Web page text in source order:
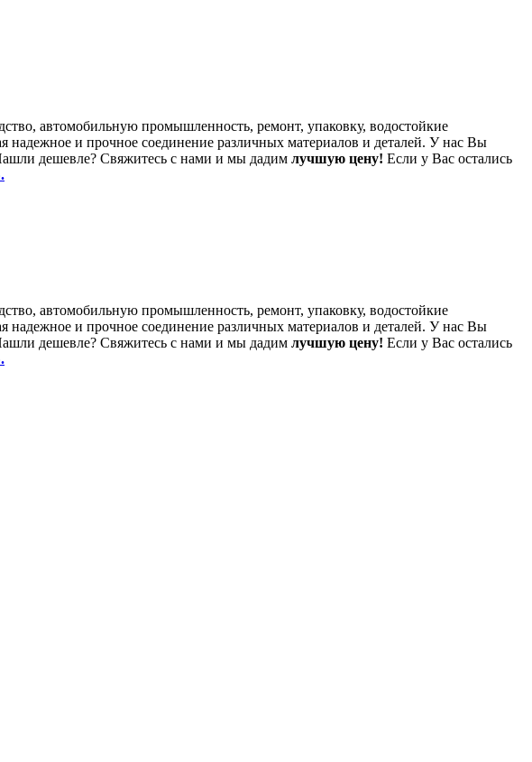
автомобильную промышленность, ремонт, упаковку, водостойкие
надежное и прочное соединение различных материалов и деталей. У нас Вы
дешевле? Свяжитесь с нами и мы дадим лучшую цену! Если у Вас остались
.
автомобильную промышленность, ремонт, упаковку, водостойкие
надежное и прочное соединение различных материалов и деталей. У нас Вы
дешевле? Свяжитесь с нами и мы дадим лучшую цену! Если у Вас остались
.